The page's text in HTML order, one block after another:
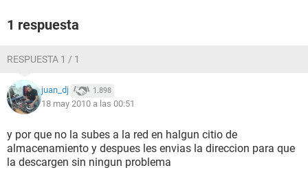
1 respuesta
RESPUESTA 1 / 1
juan_dj 1.898
18 may 2010 a las 00:51
y por que no la subes a la red en halgun citio de
almacenamiento y despues les envias la direccion para que
la descargen sin ningun problema